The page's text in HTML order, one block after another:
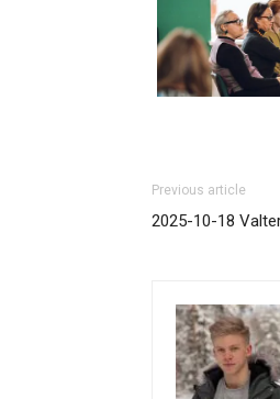
Previous article
2025-10-18